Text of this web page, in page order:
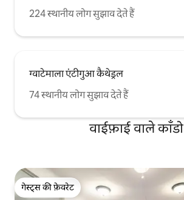
224 स्थानीय लोग सुझाव देते हैं
ग्वाटेमाला एंटीगुआ कैथेड्रल
74 स्थानीय लोग सुझाव देते हैं
वाईफ़ाई वाले काँडो
गेस्ट्स की फ़ेवरेट
गेस्ट्स की फ़ेवरेट